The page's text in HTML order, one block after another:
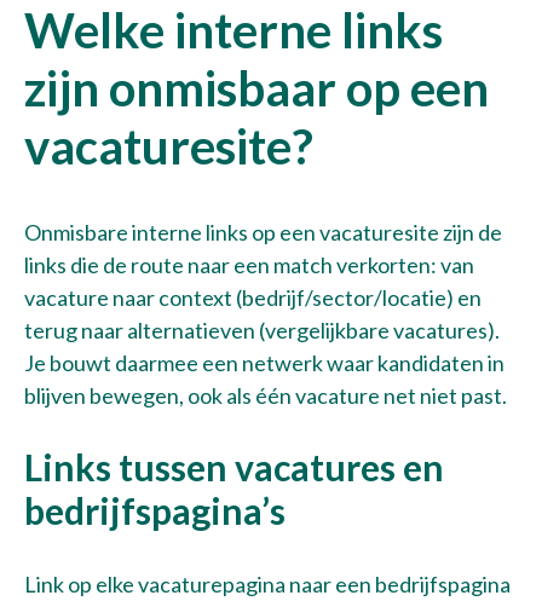
Welke interne links
zijn onmisbaar op een
vacaturesite?
Onmisbare interne links op een vacaturesite zijn de
links die de route naar een match verkorten: van
vacature naar context (bedrijf/sector/locatie) en
terug naar alternatieven (vergelijkbare vacatures).
Je bouwt daarmee een netwerk waar kandidaten in
blijven bewegen, ook als één vacature net niet past.
Links tussen vacatures en
bedrijfspagina’s
Link op elke vacaturepagina naar een bedrijfspagina